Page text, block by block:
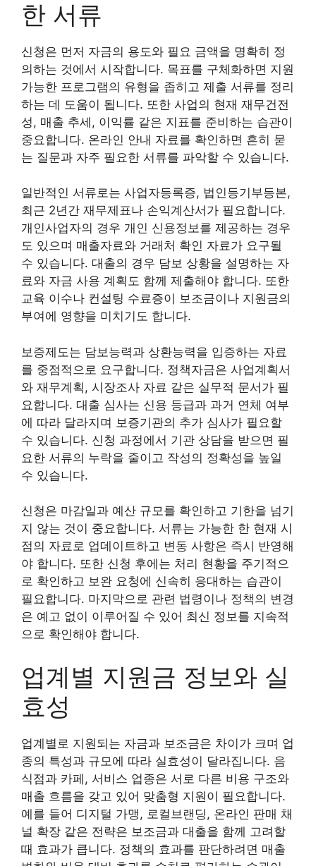
한 서류
신청은 먼저 자금의 용도와 필요 금액을 명확히 정
의하는 것에서 시작합니다. 목표를 구체화하면 지원
가능한 프로그램의 유형을 좁히고 제출 서류를 정리
하는 데 도움이 됩니다. 또한 사업의 현재 재무건전
성, 매출 추세, 이익률 같은 지표를 준비하는 습관이
중요합니다. 온라인 안내 자료를 확인하면 흔히 묻
는 질문과 자주 필요한 서류를 파악할 수 있습니다.
일반적인 서류로는 사업자등록증, 법인등기부등본,
최근 2년간 재무제표나 손익계산서가 필요합니다.
개인사업자의 경우 개인 신용정보를 제공하는 경우
도 있으며 매출자료와 거래처 확인 자료가 요구될
수 있습니다. 대출의 경우 담보 상황을 설명하는 자
료와 자금 사용 계획도 함께 제출해야 합니다. 또한
교육 이수나 컨설팅 수료증이 보조금이나 지원금의
부여에 영향을 미치기도 합니다.
보증제도는 담보능력과 상환능력을 입증하는 자료
를 중점적으로 요구합니다. 정책자금은 사업계획서
와 재무계획, 시장조사 자료 같은 실무적 문서가 필
요합니다. 대출 심사는 신용 등급과 과거 연체 여부
에 따라 달라지며 보증기관의 추가 심사가 필요할
수 있습니다. 신청 과정에서 기관 상담을 받으면 필
요한 서류의 누락을 줄이고 작성의 정확성을 높일
수 있습니다.
신청은 마감일과 예산 규모를 확인하고 기한을 넘기
지 않는 것이 중요합니다. 서류는 가능한 한 현재 시
점의 자료로 업데이트하고 변동 사항은 즉시 반영해
야 합니다. 또한 신청 후에는 처리 현황을 주기적으
로 확인하고 보완 요청에 신속히 응대하는 습관이
필요합니다. 마지막으로 관련 법령이나 정책의 변경
은 예고 없이 이루어질 수 있어 최신 정보를 지속적
으로 확인해야 합니다.
업계별 지원금 정보와 실
효성
업계별로 지원되는 자금과 보조금은 차이가 크며 업
종의 특성과 규모에 따라 실효성이 달라집니다. 음
식점과 카페, 서비스 업종은 서로 다른 비용 구조와
매출 흐름을 갖고 있어 맞춤형 지원이 필요합니다.
예를 들어 디지털 가맹, 로컬브랜딩, 온라인 판매 채
널 확장 같은 전략은 보조금과 대출을 함께 고려할
때 효과가 큽니다. 정책의 효과를 판단하려면 매출